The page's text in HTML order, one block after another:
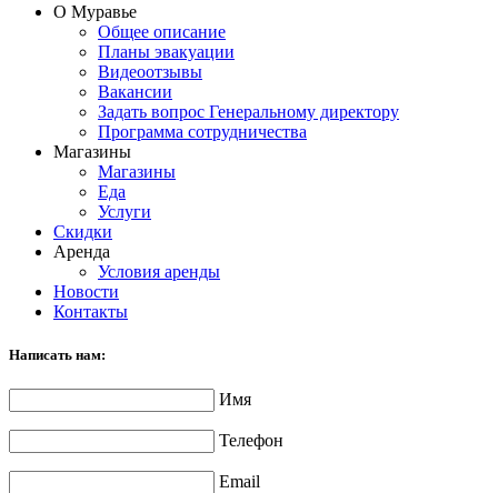
О Муравье
Общее описание
Планы эвакуации
Видеоотзывы
Вакансии
Задать вопрос Генеральному директору
Программа сотрудничества
Магазины
Магазины
Еда
Услуги
Скидки
Аренда
Условия аренды
Новости
Контакты
Написать нам:
Имя
Телефон
Email